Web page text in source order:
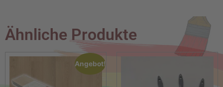
Ähnliche Produkte
Angebot!